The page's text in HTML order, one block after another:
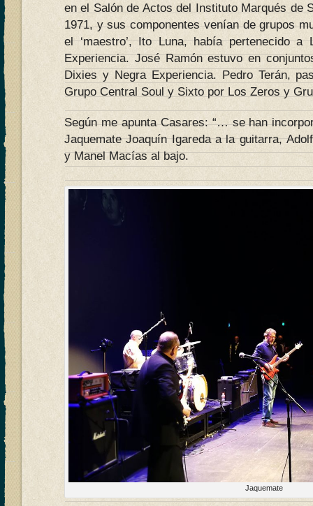
en el Salón de Actos del Instituto Marqués de
1971, y sus componentes venían de grupos
el ‘maestro’, Ito Luna, había pertenecido
Experiencia. José Ramón estuvo en
Dixies y Negra Experiencia. Pedro Terán,
Grupo Central Soul y Sixto por Los Zeros y
Según me apunta Casares: “… se han
Jaquemate Joaquín Igareda a la guitarra,
y Manel Macías al bajo.
Jaquemate